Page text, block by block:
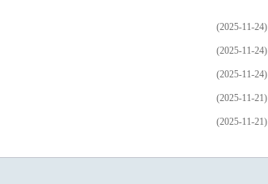
(2025-11-24)
(2025-11-24)
(2025-11-24)
(2025-11-21)
(2025-11-21)